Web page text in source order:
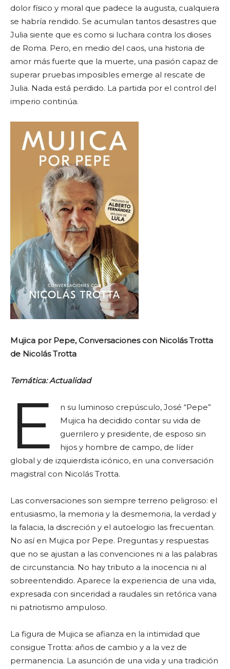
dolor físico y moral que padece la augusta, cualquiera
se habría rendido. Se acumulan tantos desastres que
Julia siente que es como si luchara contra los dioses
de Roma. Pero, en medio del caos, una historia de
amor más fuerte que la muerte, una pasión capaz de
superar pruebas imposibles emerge al rescate de
Julia. Nada está perdido. La partida por el control del
imperio continúa.
Mujica por Pepe, Conversaciones con Nicolás Trotta
de Nicolás Trotta
Temática: Actualidad
E
n su luminoso crepúsculo, José “Pepe”
Mujica ha decidido contar su vida de
guerrilero y presidente, de esposo sin
hijos y hombre de campo, de líder
global y de izquierdista icónico, en una conversación
magistral con Nicolás Trotta.
Las conversaciones son siempre terreno peligroso: el
entusiasmo, la memoria y la desmemoria, la verdad y
la falacia, la discreción y el autoelogio las frecuentan.
No así en Mujica por Pepe. Preguntas y respuestas
que no se ajustan a las convenciones ni a las palabras
de circunstancia. No hay tributo a la inocencia ni al
sobreentendido. Aparece la experiencia de una vida,
expresada con sinceridad a raudales sin retórica vana
ni patriotismo ampuloso.
La figura de Mujica se afianza en la intimidad que
consigue Trotta: años de cambio y a la vez de
permanencia. La asunción de una vida y una tradición